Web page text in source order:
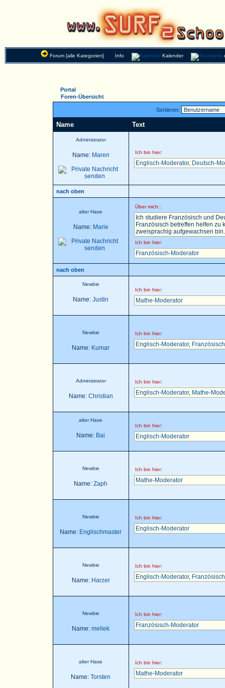
Forum [alle Kategorien] Info Kalender
Portal
Foren-Übersicht
Sortieren:
Name Text
Administrator
Name: Maren Ich bin hier:
Englisch-Moderator, Deutsch-
nach oben
alter Hase
Name: Marie
Über mich::
Ich studiere Französisch und
Französisch betreffen helfen zu
zweisprachig aufgewachsen
Ich bin hier:
Französisch-Moderator
nach oben
Newbie
Name: Justin
Ich bin hier:
Mathe-Moderator
Newbie
Name: Kumar
Ich bin hier:
Englisch-Moderator,
Administrator
Name: Christian
Ich bin hier:
Englisch-Moderator, Mathe-
alter Hase
Name: Bai
Ich bin hier:
Englisch-Moderator
Newbie
Name: Zaph
Ich bin hier:
Mathe-Moderator
Newbie
Name: Englischmaster
Ich bin hier:
Englisch-Moderator
Newbie
Name: Harzer
Ich bin hier:
Englisch-Moderator,
Newbie
Name: mellek
Ich bin hier:
Französisch-Moderator
alter Hase
Name: Torsten
Ich bin hier:
Mathe-Moderator